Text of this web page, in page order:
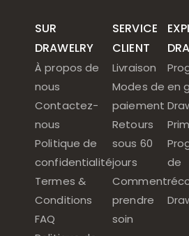
SUR
DRAWELRY
À propos de
nous
Contactez-
nous
Politique de
confidentialité
Termes &
Conditions
FAQ
SERVICE
CLIENT
Livraison
Modes de
paiement
Retours
sous 60
jours
Comment
prendre
soin
en
de